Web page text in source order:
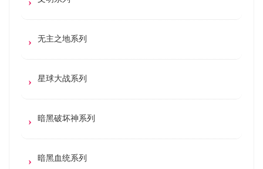
无主之地系列
星球大战系列
暗黑破坏神系列
暗黑血统系列